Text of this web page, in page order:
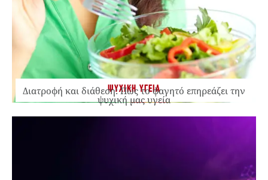
ΨΥΧΙΚΗ ΥΓΕΙΑ
Διατροφή και διάθεση: Πώς το φαγητό επηρεάζει την
ψυχική μας υγεία